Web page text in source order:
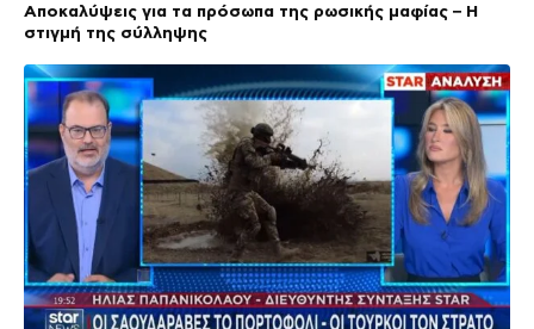
Αποκαλύψεις για τα πρόσωπα της ρωσικής μαφίας – Η
στιγμή της σύλληψης